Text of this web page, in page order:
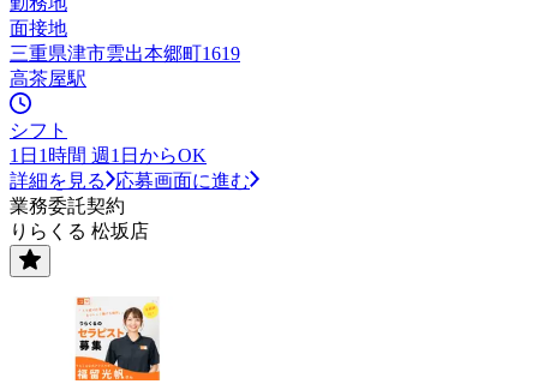
面接地
三重県津市雲出本郷町1619
高茶屋駅
シフト
1日1時間 週1日からOK
詳細を見る
応募画面に進む
業務委託契約
りらくる 松坂店